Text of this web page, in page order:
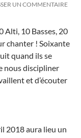
UN COMMENTAIRE
Alti, 10 Basses, 20
chanter ! Soixante
quand ils se
nous discipliner
et d’écouter
2018 aura lieu un